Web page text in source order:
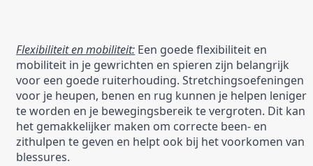
Flexibiliteit en mobiliteit: Een goede flexibiliteit en
mobiliteit in je gewrichten en spieren zijn belangrijk
voor een goede ruiterhouding. Stretchingsoefeningen
voor je heupen, benen en rug kunnen je helpen leniger
te worden en je bewegingsbereik te vergroten. Dit kan
het gemakkelijker maken om correcte been- en
zithulpen te geven en helpt ook bij het voorkomen van
blessures.